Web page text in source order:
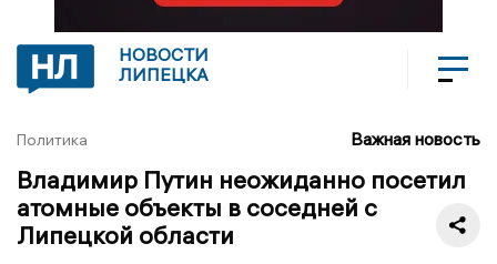
НОВОСТИ
ЛИПЕЦКА
Политика Важная новость
Владимир Путин неожиданно посетил
атомные объекты в соседней с
Липецкой области